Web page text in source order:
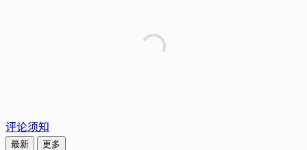
评论须知
最新 更多